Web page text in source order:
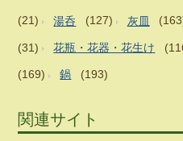
(21) 湯呑 (127) 灰皿
(31) 花瓶・花器・花生け
(169) 鍋 (193)
関連サイト